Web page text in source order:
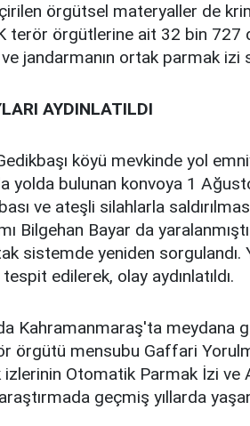
örgütsel materyaller de
terör örgütlerine ait 32 bin
jandarmanın ortak parmak izi
AYDINLATILDI
köyü mevkinde yol
yolda bulunan konvoya 1
ve ateşli silahlarla
Bilgehan Bayar da
sistemde yeniden sorgulandı.
edilerek, olay aydınlatıldı.
Kahramanmaraş'ta meydana
örgütü mensubu Gaffari
Otomatik Parmak İzi ve
geçmiş yıllarda